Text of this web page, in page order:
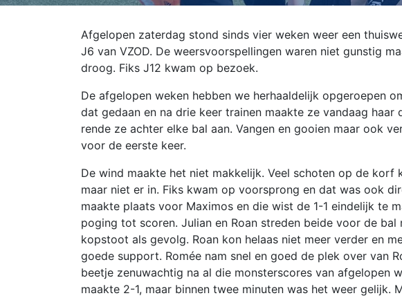
Afgelopen zaterdag stond sinds vier weken weer een
J6 van VZOD. De weersvoorspellingen waren niet gunstig
droog. Fiks J12 kwam op bezoek.
De afgelopen weken hebben we herhaaldelijk opgeroepen
dat gedaan en na drie keer trainen maakte ze vandaag haar
rende ze achter elke bal aan. Vangen en gooien maar ook
voor de eerste keer.
De wind maakte het niet makkelijk. Veel schoten op de korf
maar niet er in. Fiks kwam op voorsprong en dat was ook
maakte plaats voor Maximos en die wist de 1-1 eindelijk te
poging tot scoren. Julian en Roan streden beide voor de bal
kopstoot als gevolg. Roan kon helaas niet meer verder en
goede support. Romée nam snel en goed de plek over van
beetje zenuwachtig na al die monsterscores van afgelopen
maakte 2-1, maar binnen twee minuten was het weer gelijk.